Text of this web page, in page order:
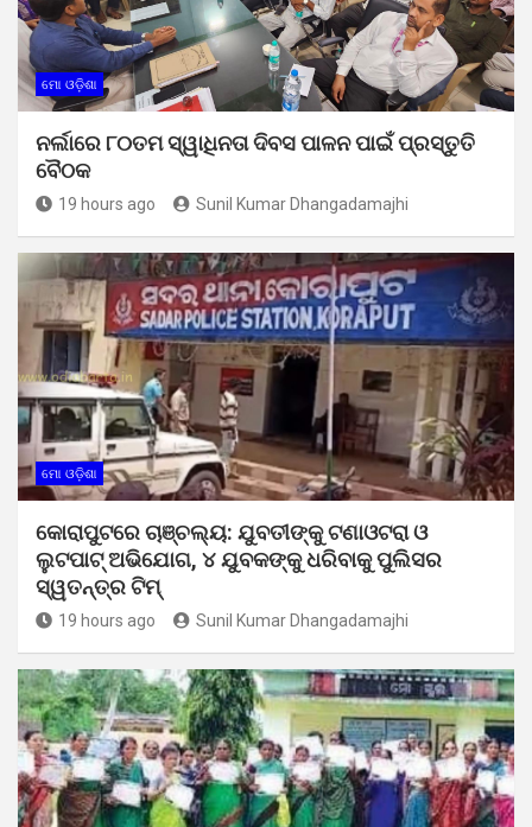
ମୋ ଓଡ଼ିଶା
ନର୍ଲାରେ ୮୦ତମ ସ୍ୱାଧିନତା ଦିବସ ପାଳନ ପାଇଁ ପ୍ରସ୍ତୁତି
ବୈଠକ
19 hours ago Sunil Kumar Dhangadamajhi
ମୋ ଓଡ଼ିଶା
କୋରାପୁଟରେ ଚାଞ୍ଚଲ୍ୟ: ଯୁବତୀଙ୍କୁ ଟଣାଓଟରା ଓ
ଲୁଟପାଟ୍ ଅଭିଯୋଗ, ୪ ଯୁବକଙ୍କୁ ଧରିବାକୁ ପୁଲିସର
ସ୍ୱତନ୍ତ୍ର ଟିମ୍
19 hours ago Sunil Kumar Dhangadamajhi